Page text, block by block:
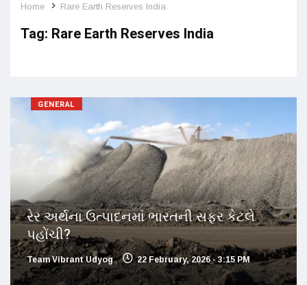
Home Rare Earth Reserves India
Tag: Rare Earth Reserves India
GENERAL
રેર અર્થના ઉત્પાદનમાં ભારતની સફર કેટલે
પહોંચી?
Team Vibrant Udyog 22 February, 2026 - 3:15 PM